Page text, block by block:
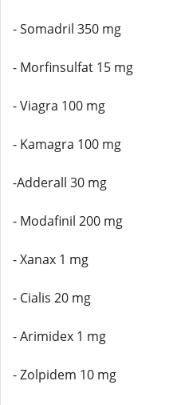
- Somadril 350 mg
- Morfinsulfat 15 mg
- Viagra 100 mg
- Kamagra 100 mg
-Adderall 30 mg
- Modafinil 200 mg
- Xanax 1 mg
- Cialis 20 mg
- Arimidex 1 mg
- Zolpidem 10 mg